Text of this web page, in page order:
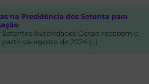
na Presidência dos Setenta para
Autoridades Gerais recebem o
de agosto de 2024 […]